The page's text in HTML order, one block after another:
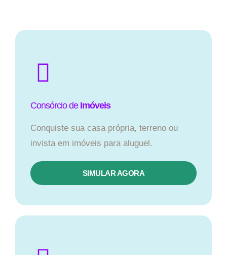
Consórcio de Imóveis
Conquiste sua casa própria, terreno ou
invista em imóveis para aluguel.
SIMULAR AGORA​